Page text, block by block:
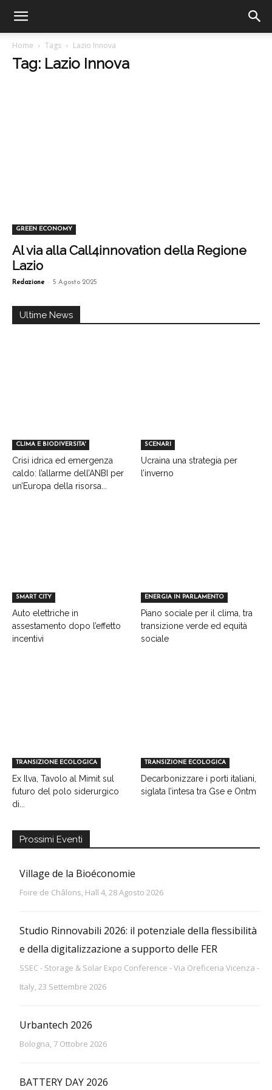
Home Tags Lazio Innova
Tag: Lazio Innova
GREEN ECONOMY
Al via alla Call4innovation della Regione
Lazio
Redazione - 5 Agosto 2025
Ultime News
CLIMA E BIODIVERSITA'
Crisi idrica ed emergenza
caldo: l’allarme dell’ANBI per
un’Europa della risorsa...
SCENARI
Ucraina una strategia per
l’inverno
SMART CITY
Auto elettriche in
assestamento dopo l’effetto
incentivi
ENERGIA IN PARLAMENTO
Piano sociale per il clima, tra
transizione verde ed equità
sociale
TRANSIZIONE ECOLOGICA
Ex Ilva, Tavolo al Mimit sul
futuro del polo siderurgico
di...
TRANSIZIONE ECOLOGICA
Decarbonizzare i porti italiani,
siglata l’intesa tra Gse e Ontm
Prossimi Eventi
Village de la Bioéconomie
Foire de Châlons, Hall 4, 28 Agosto 2026
Studio Rinnovabili 2026: il potenziale della flessibilità
e della digitalizzazione a supporto delle FER
SSEC - Storage & Solar Expo Conference - Via Oreficeria Vicenza -
Italy, 23 Settembre 2026
Urbantech 2026
Bologna, 7 Ottobre 2026
BATTERY DAY 2026